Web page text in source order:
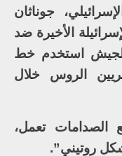
جوناثان
الأخيرة ضد
استخدم خط
الروس خلال
الصدامات تعمل،
روتيني”.